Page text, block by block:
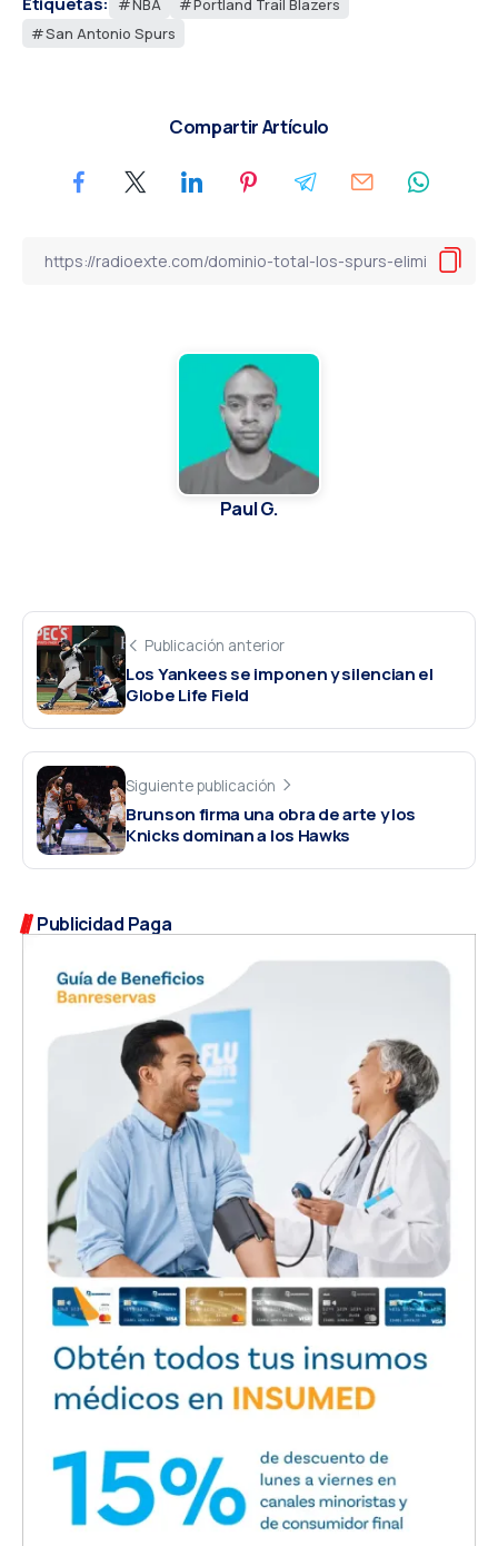
San Antonio Spurs
Compartir Artículo
Paul G.
Publicación anterior
Los Yankees se imponen y silencian el
Globe Life Field
Siguiente publicación
Brunson firma una obra de arte y los
Knicks dominan a los Hawks
Publicidad Paga